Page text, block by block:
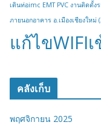
เดินท่อimc EMT PVC งานติดตั้
ภายนอกอาคาร อ.เมืองเชียงใหม่
แก้ไขWIFI
คลังเก็บ
พฤศจิกายน 2025